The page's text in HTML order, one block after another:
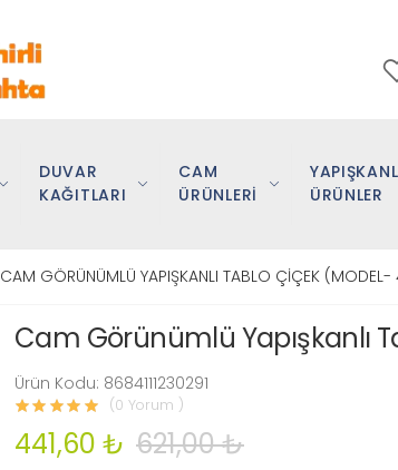
DUVAR
KAĞITLARI
CAM
ÜRÜNLERİ
ÜRÜNLER
CAM GÖRÜNÜMLÜ YAPIŞKANLI TABLO ÇİÇEK
Cam Görünümlü Yapışkanlı
Ürün Kodu: 8684111230291
(0 Yorum )
441,60 ₺ 621,00 ₺